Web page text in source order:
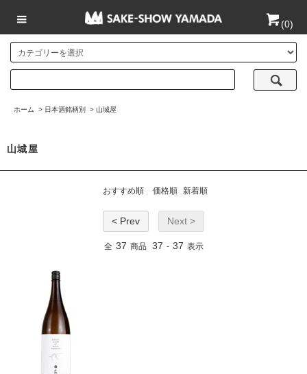
(0)
ホーム > 日本酒銘柄別 > 山城屋
山城屋
おすすめ順 価格順 新着順
< Prev Next >
全 37 商品 37 - 37 表示